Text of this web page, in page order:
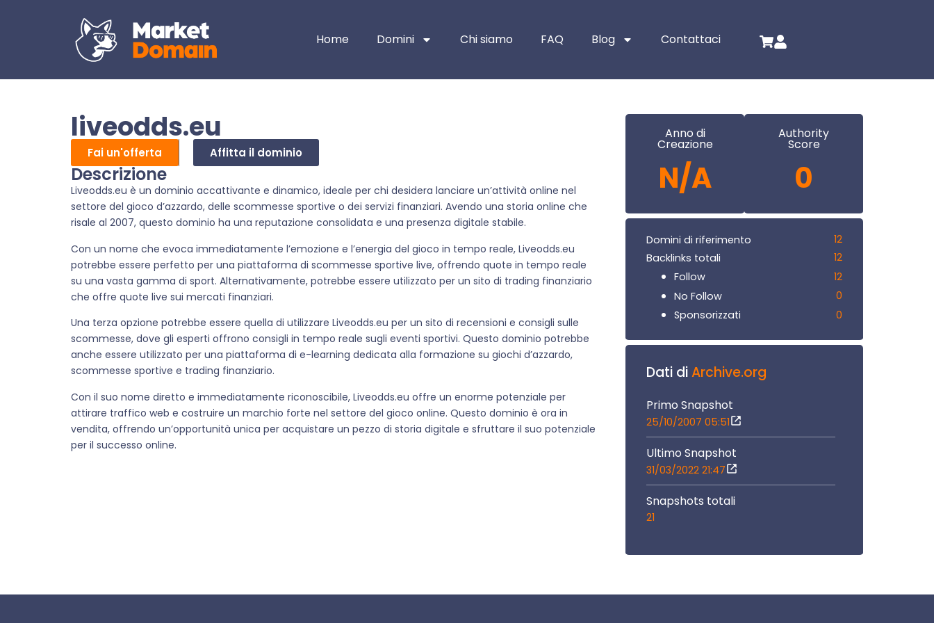
Home Domini Chi siamo FAQ Blog Contattaci
liveodds.eu
Fai un'offerta Affitta il dominio
Descrizione
Liveodds.eu è un dominio accattivante e dinamico, ideale per chi desidera lanciare un’attività online nel
settore del gioco d’azzardo, delle scommesse sportive o dei servizi finanziari. Avendo una storia online che
risale al 2007, questo dominio ha una reputazione consolidata e una presenza digitale stabile.
Con un nome che evoca immediatamente l’emozione e l’energia del gioco in tempo reale, Liveodds.eu
potrebbe essere perfetto per una piattaforma di scommesse sportive live, offrendo quote in tempo reale
su una vasta gamma di sport. Alternativamente, potrebbe essere utilizzato per un sito di trading finanziario
che offre quote live sui mercati finanziari.
Una terza opzione potrebbe essere quella di utilizzare Liveodds.eu per un sito di recensioni e consigli sulle
scommesse, dove gli esperti offrono consigli in tempo reale sugli eventi sportivi. Questo dominio potrebbe
anche essere utilizzato per una piattaforma di e-learning dedicata alla formazione su giochi d’azzardo,
scommesse sportive e trading finanziario.
Con il suo nome diretto e immediatamente riconoscibile, Liveodds.eu offre un enorme potenziale per
attirare traffico web e costruire un marchio forte nel settore del gioco online. Questo dominio è ora in
vendita, offrendo un’opportunità unica per acquistare un pezzo di storia digitale e sfruttare il suo potenziale
per il successo online.
Anno di
Creazione
N/A
Authority
Score
0
Domini di riferimento
12
Backlinks totali
12
Follow
12
No Follow
0
Sponsorizzati
0
Dati diArchive.org
Primo Snapshot
25/10/2007 05:51
Ultimo Snapshot
31/03/2022 21:47
Snapshots totali
21